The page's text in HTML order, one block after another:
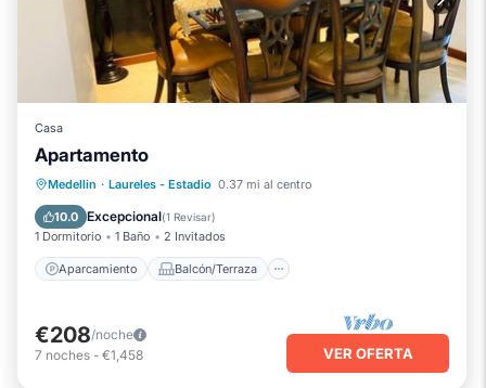
Casa
Apartamento
Medellin · Laureles - Estadio 0.37 mi al centro
10.0 Excepcional(1 Revisar)
1 Dormitorio 1 Baño 2 Invitados
Aparcamiento Balcón/Terraza
Aparcamiento
Balcón/Terraza
Cocina
Internet
€208/noche
7 noches - €1,458 VER OFERTA